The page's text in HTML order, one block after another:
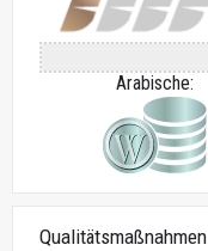
Arabische:
Qualitätsmaßnahmen